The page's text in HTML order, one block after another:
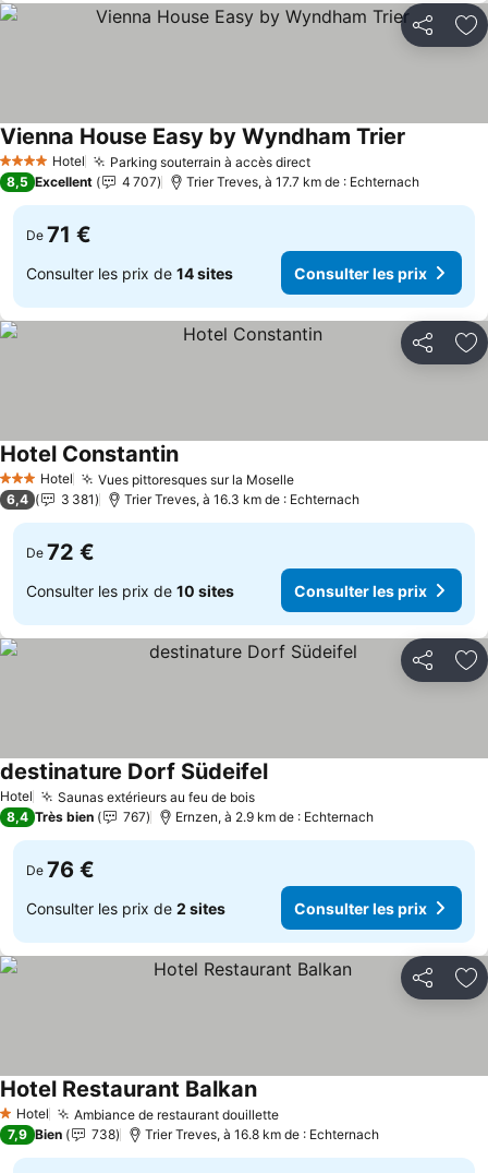
Partager
4 Étoiles Hotel Parking souterrain à accès direct
Vienna House Easy by Wyndham Trier
8,5 Excellent 4 707 Trier Treves, à 17.7 km de : Echternach
De 71 €
Consulter les prix de 14 sites Consulter les prix
Partager
3 ÉtoilesHotel Vues pittoresques sur la Moselle
Hotel Constantin
6,4 3 381 Trier Treves, à 16.3 km de : Echternach
De 72 €
Consulter les prix de 10 sites Consulter les prix
Partager
Hotel Saunas extérieurs au feu de bois
destinature Dorf Südeifel
8,4 Très bien 767 Ernzen, à 2.9 km de : Echternach
De 76 €
Consulter les prix de 2 sites Consulter les prix
Partager
1 Étoiles
Hotel Ambiance de restaurant douillette
Hotel Restaurant Balkan
7,9 Bien 738 Trier Treves, à 16.8 km de : Echternach